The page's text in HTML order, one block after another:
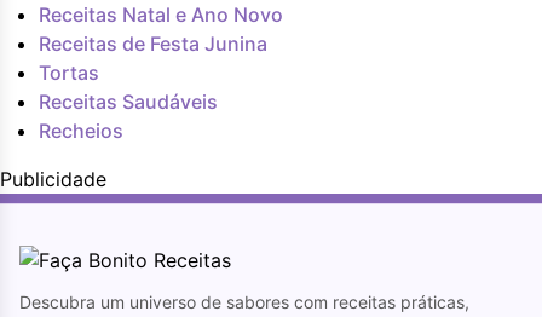
Receitas Natal e Ano Novo
Receitas de Festa Junina
Tortas
Receitas Saudáveis
Recheios
Publicidade
Descubra um universo de sabores com receitas práticas,